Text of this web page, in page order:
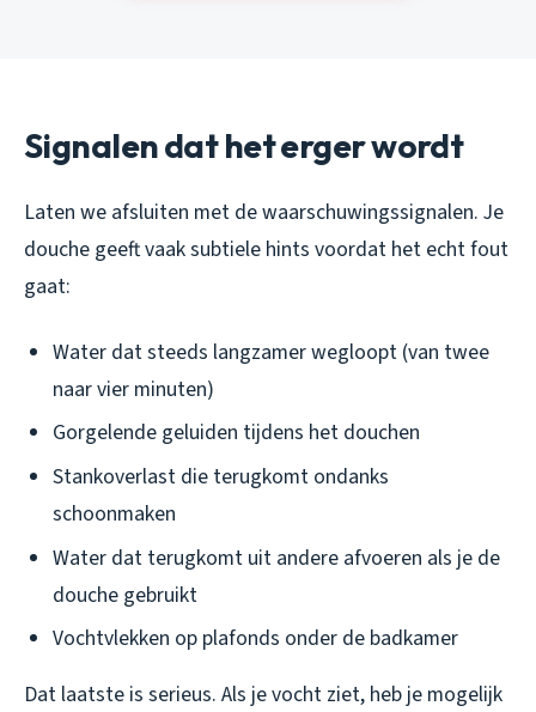
Signalen dat het erger wordt
Laten we afsluiten met de waarschuwingssignalen. Je
douche geeft vaak subtiele hints voordat het echt fout
gaat:
Water dat steeds langzamer wegloopt (van twee
naar vier minuten)
Gorgelende geluiden tijdens het douchen
Stankoverlast die terugkomt ondanks
schoonmaken
Water dat terugkomt uit andere afvoeren als je de
douche gebruikt
Vochtvlekken op plafonds onder de badkamer
Dat laatste is serieus. Als je vocht ziet, heb je mogelijk